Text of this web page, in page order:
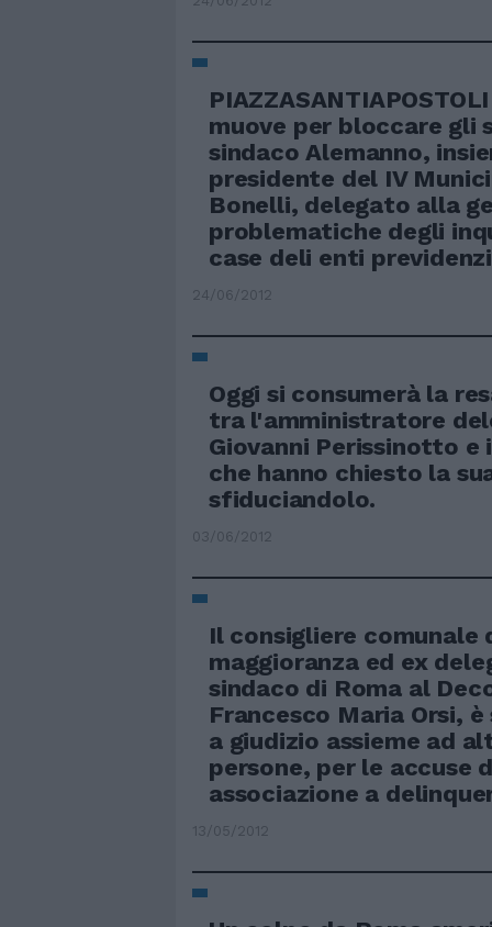
muove per bloccare gli
sindaco Alemanno,
presidente del IV
Bonelli, delegato alla
problematiche degli
case deli enti previdenzi
24/06/2012
Oggi si consumerà la
tra l'amministratore
Giovanni Perissinotto e
che hanno chiesto la
sfiduciandolo.
03/06/2012
Il consigliere comunale
maggioranza ed ex
sindaco di Roma al
Francesco Maria Orsi,
a giudizio assieme ad
persone, per le accuse
associazione a
13/05/2012